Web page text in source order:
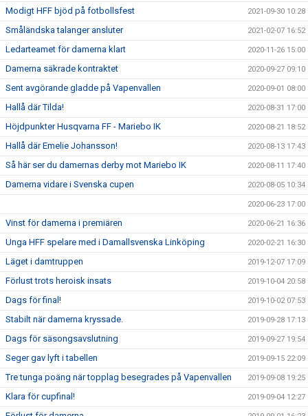
Modigt HFF bjöd på fotbollsfest 2021-09-30 10:28
Småländska talanger ansluter 2021-02-07 16:52
Ledarteamet för damerna klart 2020-11-26 15:00
Damerna säkrade kontraktet 2020-09-27 09:10
Sent avgörande gladde på Vapenvallen 2020-09-01 08:00
Hallå där Tilda! 2020-08-31 17:00
Höjdpunkter Husqvarna FF - Mariebo IK 2020-08-21 18:52
Hallå där Emelie Johansson! 2020-08-13 17:43
Så här ser du damernas derby mot Mariebo IK 2020-08-11 17:40
Damerna vidare i Svenska cupen 2020-08-05 10:34
2020-06-23 17:00
Vinst för damerna i premiären 2020-06-21 16:36
Unga HFF spelare med i Damallsvenska Linköping 2020-02-21 16:30
Läget i damtruppen 2019-12-07 17:09
Förlust trots heroisk insats 2019-10-04 20:58
Dags för final! 2019-10-02 07:53
Stabilt när damerna kryssade. 2019-09-28 17:13
Dags för säsongsavslutning 2019-09-27 19:54
Seger gav lyft i tabellen 2019-09-15 22:09
Tre tunga poäng när topplag besegrades på Vapenvallen 2019-09-08 19:25
Klara för cupfinal! 2019-09-04 12:27